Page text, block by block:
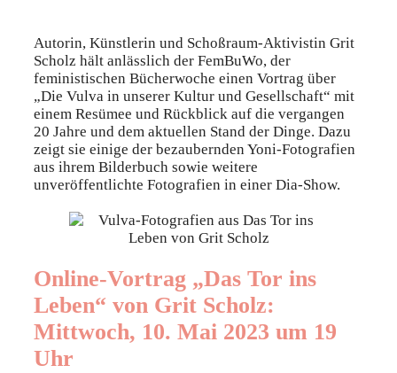
Autorin, Künstlerin und Schoßraum-Aktivistin Grit
Scholz hält anlässlich der FemBuWo, der
feministischen Bücherwoche einen Vortrag über
„Die Vulva in unserer Kultur und Gesellschaft“ mit
einem Resümee und Rückblick auf die vergangen
20 Jahre und dem aktuellen Stand der Dinge. Dazu
zeigt sie einige der bezaubernden Yoni-Fotografien
aus ihrem Bilderbuch sowie weitere
unveröffentlichte Fotografien in einer Dia-Show.
Online-Vortrag „Das Tor ins
Leben“ von Grit Scholz:
Mittwoch, 10. Mai 2023 um 19
Uhr